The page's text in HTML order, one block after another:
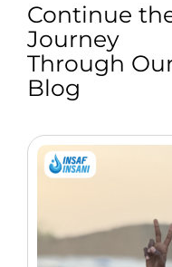
Continue
Journey
Through
Blog